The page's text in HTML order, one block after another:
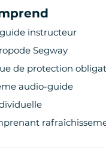
instructeur
Segway
de protection
audio-guide